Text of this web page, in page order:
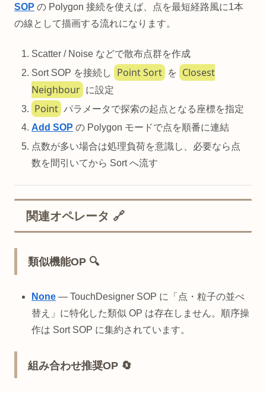
SOP の Polygon 接続を使えば、点を最短経路風に1本
の線として描画する流れになります。
Scatter / Noise などで散布点群を作成
Sort SOP を接続し
Point Sort を
Closest
Neighbour に設定
Point パラメータで探索の起点となる座標を指定
Add SOP の Polygon モードで点を順番に連結
点数が多い場合は処理負荷を意識し、必要なら点
数を間引いてから Sort へ流す
関連オペレータ 🔗
類似機能OP 🔍
None — TouchDesigner SOP に「点・粒子の並べ
替え」に特化した類似 OP は存在しません。順序操
作は Sort SOP に集約されています。
組み合わせ推奨OP 🔄